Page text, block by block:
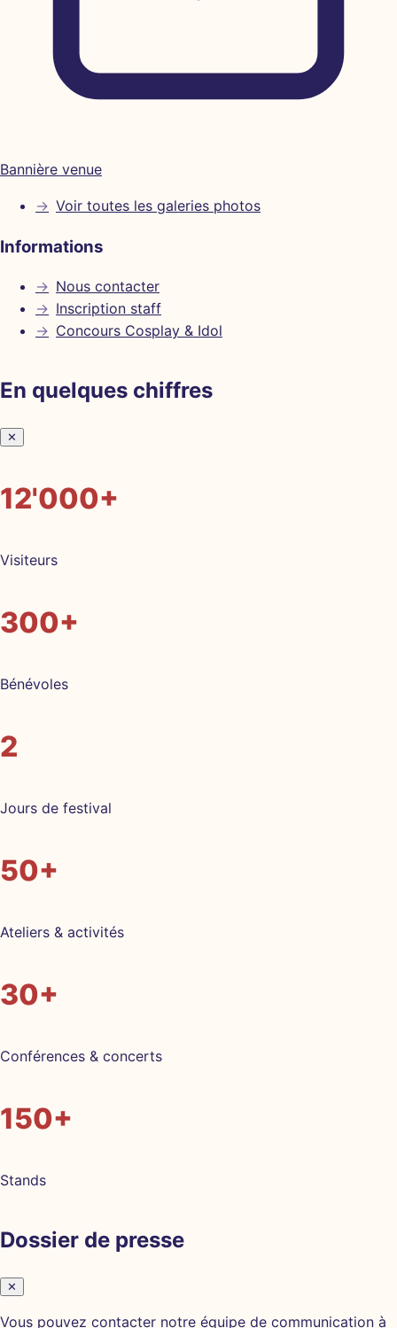
Bannière venue
→ Voir toutes les galeries photos
Informations
→ Nous contacter
→ Inscription staff
→ Concours Cosplay & Idol
En quelques chiffres
✕
12'000+
Visiteurs
300+
Bénévoles
2
Jours de festival
50+
Ateliers & activités
30+
Conférences & concerts
150+
Stands
Dossier de presse
✕
Vous pouvez contacter notre équipe de communication à